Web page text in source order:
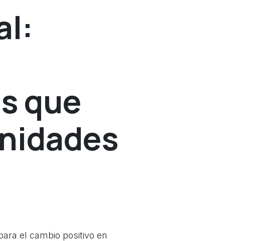
que
el cambio positivo en